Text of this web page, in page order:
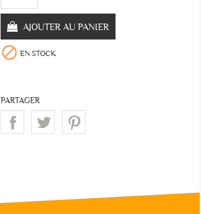
AJOUTER AU PANIER
 EN STOCK
PARTAGER